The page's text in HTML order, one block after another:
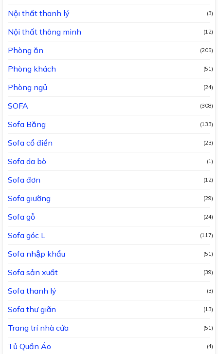
Nội thất thanh lý (3)
Nội thất thông minh (12)
Phòng ăn (205)
Phòng khách (51)
Phòng ngủ (24)
SOFA (308)
Sofa Băng (133)
Sofa cổ điển (23)
Sofa da bò (1)
Sofa đơn (12)
Sofa giường (29)
Sofa gỗ (24)
Sofa góc L (117)
Sofa nhập khẩu (51)
Sofa sản xuất (39)
Sofa thanh lý (3)
Sofa thư giãn (13)
Trang trí nhà cửa (51)
Tủ Quần Áo (4)